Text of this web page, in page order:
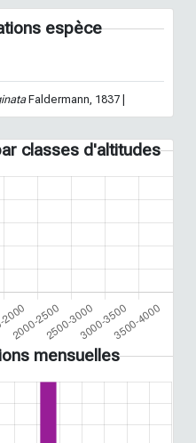
espèce
Faldermann, 1837 |
classes d'altitudes
mensuelles